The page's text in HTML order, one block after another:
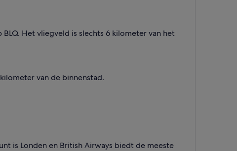
Het vliegveld is slechts 6 kilometer van het
van de binnenstad.
is Londen en British Airways biedt de meeste